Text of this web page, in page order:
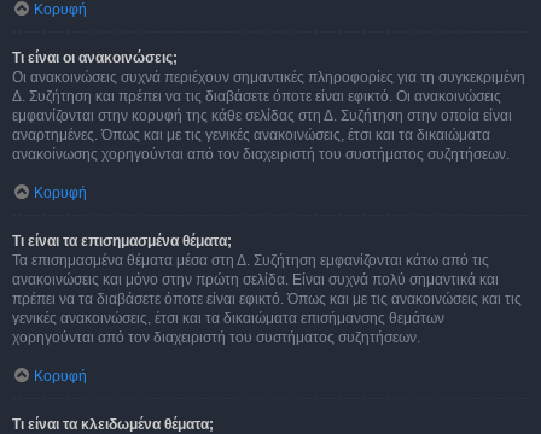
Κορυφή
Τι είναι οι ανακοινώσεις;
Οι ανακοινώσεις συχνά περιέχουν σημαντικές πληροφορίες για τη συγκεκριμένη
Δ. Συζήτηση και πρέπει να τις διαβάσετε όποτε είναι εφικτό. Οι ανακοινώσεις
εμφανίζονται στην κορυφή της κάθε σελίδας στη Δ. Συζήτηση στην οποία είναι
αναρτημένες. Όπως και με τις γενικές ανακοινώσεις, έτσι και τα δικαιώματα
ανακοίνωσης χορηγούνται από τον διαχειριστή του συστήματος συζητήσεων.
Κορυφή
Τι είναι τα επισημασμένα θέματα;
Τα επισημασμένα θέματα μέσα στη Δ. Συζήτηση εμφανίζονται κάτω από τις
ανακοινώσεις και μόνο στην πρώτη σελίδα. Είναι συχνά πολύ σημαντικά και
πρέπει να τα διαβάσετε όποτε είναι εφικτό. Όπως και με τις ανακοινώσεις και τις
γενικές ανακοινώσεις, έτσι και τα δικαιώματα επισήμανσης θεμάτων
χορηγούνται από τον διαχειριστή του συστήματος συζητήσεων.
Κορυφή
Τι είναι τα κλειδωμένα θέματα;